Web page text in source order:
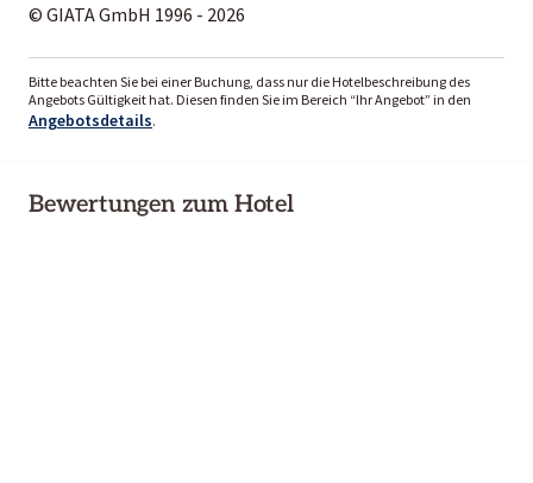
© GIATA GmbH 1996 - 2026
Bitte beachten Sie bei einer Buchung, dass nur die Hotelbeschreibung des
Angebots Gültigkeit hat. Diesen finden Sie im Bereich “Ihr Angebot” in den
Angebotsdetails.
Bewertungen zum Hotel